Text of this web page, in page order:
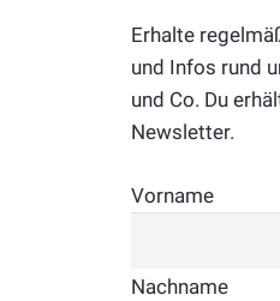
Erhalte
und Infos rund
und Co. Du
Newsletter.
Vorname
Nachname